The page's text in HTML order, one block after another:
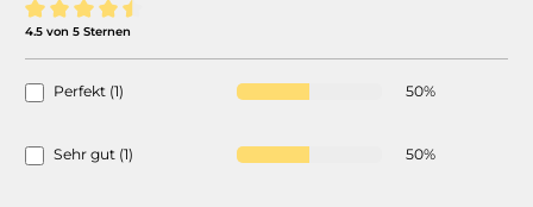
Durchschnittliche Bewertung von 4.5 von 5 Sternen
4.5 von 5 Sternen
Perfekt (1) 50%
Sehr gut (1) 50%